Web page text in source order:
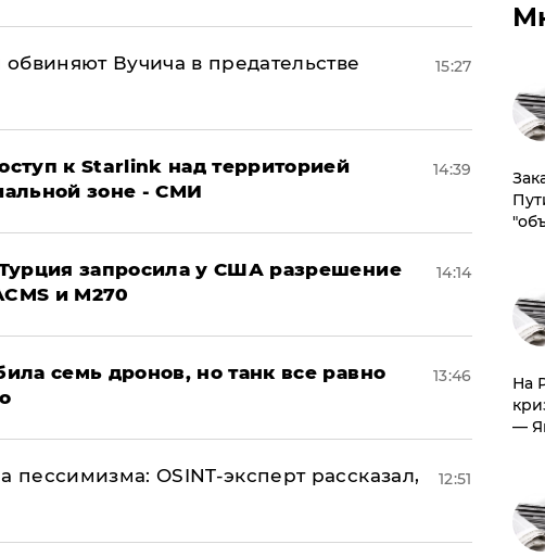
Вучича в предательстве
15:27
к Starlink над территорией
зоне - СМИ
14:39
запросила у США разрешение
и M270
14:14
семь дронов, но танк все равно
13:46
пессимизма: OSINT-эксперт рассказал,
12:51
На
—